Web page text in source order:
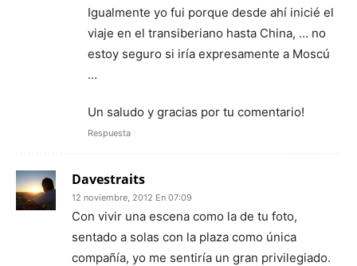
Igualmente yo fui porque desde ahí inicié el
viaje en el transiberiano hasta China, … no
estoy seguro si iría expresamente a Moscú
…
Un saludo y gracias por tu comentario!
Respuesta
Davestraits
12 noviembre, 2012 En 07:09
Con vivir una escena como la de tu foto,
sentado a solas con la plaza como única
compañía, yo me sentiría un gran privilegiado.